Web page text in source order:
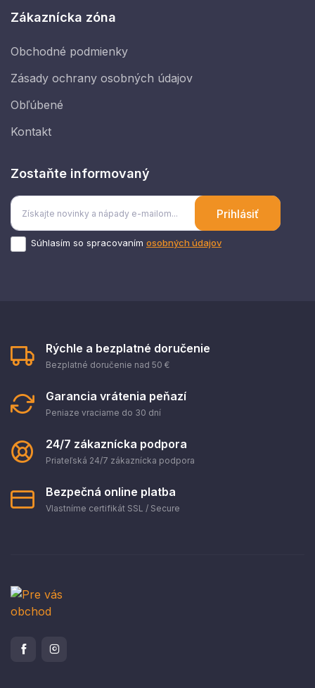
Zákaznícka zóna
Obchodné podmienky
Zásady ochrany osobných údajov
Obľúbené
Kontakt
Zostaňte informovaný
Súhlasím so spracovaním osobných údajov
Prihlásiť
Rýchle a bezplatné doručenie
Bezplatné doručenie nad 50 €
Garancia vrátenia peňazí
Peniaze vraciame do 30 dní
24/7 zákaznícka podpora
Priateľská 24/7 zákaznícka podpora
Bezpečná online platba
Vlastníme certifikát SSL / Secure